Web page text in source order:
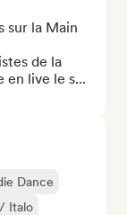
sur la Main
de la
en live le s...
Dance
Italo